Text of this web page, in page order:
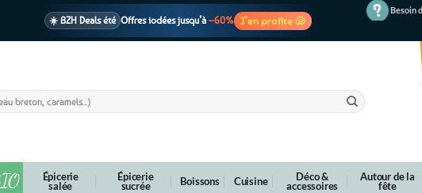
☀️ BZH Deals été Offres iodées jusqu’à –60% J’en profite 🐚
Besoin
Épicerie
salée
Épicerie
sucrée Boissons Cuisine Déco &
accessoires
Autour de la
fête